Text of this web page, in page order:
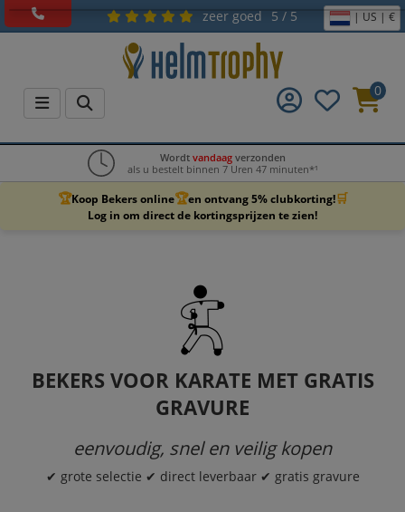
zeer goed 5 / 5 | US | €
0
Wordt vandaagverzonden
als u bestelt binnen 7 Uren 47 minuten*¹
🏆Koop Bekers online🏆en ontvang 5% clubkorting!🛒
Log in om direct de kortingsprijzen te zien!
BEKERS VOOR KARATE MET GRATIS
GRAVURE
eenvoudig, snel en veilig kopen
✔ grote selectie ✔ direct leverbaar ✔ gratis gravure